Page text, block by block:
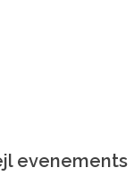
evenements